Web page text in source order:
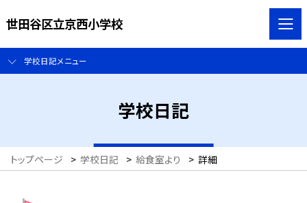
世田谷区立京西小学校
学校日記メニュー
学校日記
トップページ > 学校日記 > 給食室より > 詳細